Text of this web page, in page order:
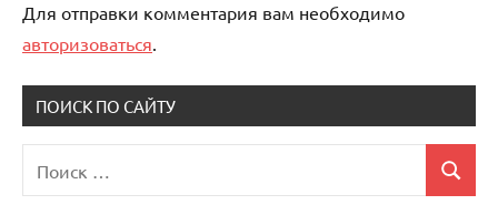
Для отправки комментария вам необходимо
авторизоваться.
ПОИСК ПО САЙТУ
для:
Поиск